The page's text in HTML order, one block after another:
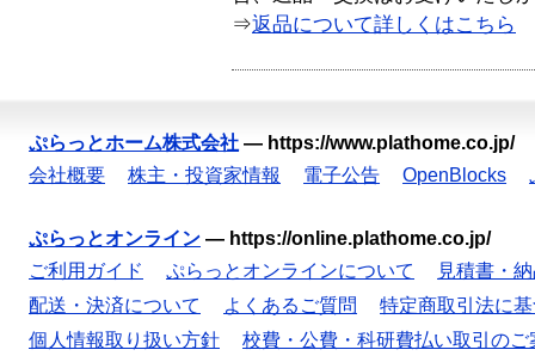
⇒返品について詳しくはこちら
ぷらっとホーム株式会社 — https://www.plathome.co.jp/
会社概要
株主・投資家情報 電子公告 OpenBlocks
ぷらっとオンライン — https://online.plathome.co.jp/
ご利用ガイド
ぷらっとオンラインについて
見積書・
配送・決済について
よくあるご質問
特定商取引法に
個人情報取り扱い方針
校費・公費・科研費払い取引のご